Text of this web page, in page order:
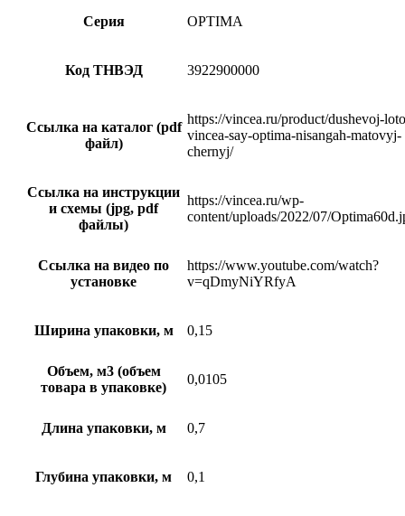
Серия OPTIMA
Код ТНВЭД 3922900000
Ссылка на каталог (pdf
файл)
https://vincea.ru/product/dushevoj-
vincea-say-optima-nisangah-matovyj-
chernyj/
Ссылка на инструкции
и схемы (jpg, pdf
файлы)
https://vincea.ru/wp-
content/uploads/2022/07/
Ссылка на видео по
установке
https://www.youtube.com/watch?
v=qDmyNiYRfyA
Ширина упаковки, м 0,15
Объем, м3 (объем
товара в упаковке)
0,0105
Длина упаковки, м 0,7
Глубина упаковки, м 0,1